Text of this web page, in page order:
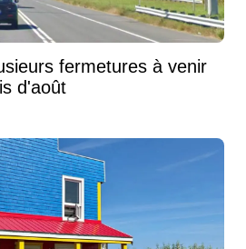
fermetures à venir
d'août